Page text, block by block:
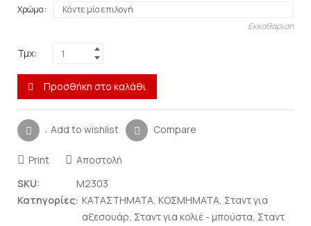
Χρώμα
Εκκαθάριση
Τμχ:
Προσθήκη στο καλάθι
Add to wishlist Compare
Print
Αποστολή
SKU:
M2303
Κατηγορίες: ΚΑΤΑΣΤΗΜΑΤΑ, ΚΟΣΜΗΜΑΤΑ, Σταντ για
αξεσουάρ, Σταντ για κολιέ - μπούστα, Σταντ